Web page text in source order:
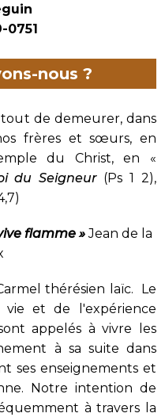
0751
nous ?
tout de demeurer, dans
frères et sœurs, en
du Christ, en «
du Seigneur(Ps 1 2),
flamme »Jean de la
thérésien laïc. Le
et de l'expérience
appelés à vivre les
à sa suite dans
ses enseignements et
Notre intention de
à travers la